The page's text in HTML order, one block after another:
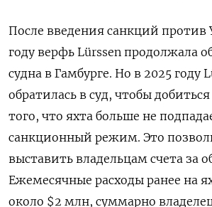
После введения санкций против
году верфь Lürssen продолжала
судна в Гамбурге. Но в 2025 году
обратилась в суд, чтобы
того, что яхта больше не
санкционный режим. Это
выставить владельцам счета за
Ежемесячные расходы ранее на
около $2 млн, суммарно